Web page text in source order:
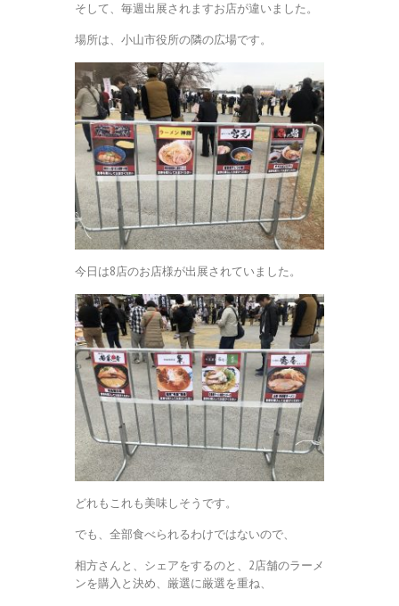
そして、毎週出展されますお店が違いました。
場所は、小山市役所の隣の広場です。
今日は8店のお店様が出展されていました。
どれもこれも美味しそうです。
でも、全部食べられるわけではないので、
相方さんと、シェアをするのと、2店舗のラーメ
ンを購入と決め、厳選に厳選を重ね、